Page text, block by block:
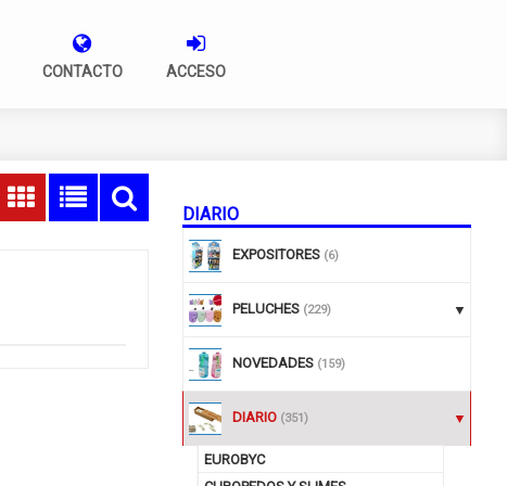
CONTACTO ACCESO
DIARIO
EXPOSITORES (6)
PELUCHES (229)
NOVEDADES (159)
DIARIO (351)
EUROBYC